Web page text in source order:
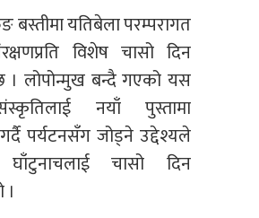
यतिबेला परम्परागत
विशेष चासो दिन
। लोपोन्मुख बन्दै गएको यस
नयाँ पुस्तामा
पर्यटनसँग जोड्ने उद्देश्यले
घाँटुनाचलाई चासो दिन